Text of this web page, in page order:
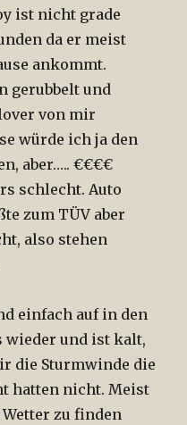
ist nicht grade
da er meist
ankommt.
gerubbelt und
von mir
würde ich ja den
aber….. €€€€
schlecht. Auto
zum TÜV aber
also stehen
einfach auf in den
wieder und ist kalt,
die Sturmwinde die
hatten nicht. Meist
zu finden